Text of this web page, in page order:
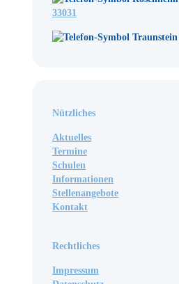
33031
Traunstein
Nützliches
Aktuelles
Termine
Schulen
Informationen
Stellenangebote
Kontakt
Rechtliches
Impressum